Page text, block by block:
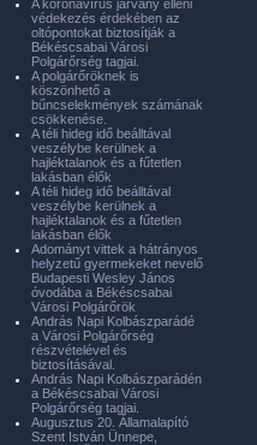
A koronavírus járvány elleni
védekezés érdekében az
oltópontokat biztosítják a
Békéscsabai Városi
Polgárőrség tagjai.
A polgárőröknek is
köszönhető a
bűncselekmények számának
csökkenése.
A téli hideg idő beálltával
veszélybe kerülnek a
hajléktalanok és a fűtetlen
lakásban élők
A téli hideg idő beálltával
veszélybe kerülnek a
hajléktalanok és a fűtetlen
lakásban élők
Adományt vittek a hátrányos
helyzetű gyermekeket nevelő
Budapesti Wesley János
óvodába a Békéscsabai
Városi Polgárőrök
András Napi Kolbászparádé
a Városi Polgárőrség
részvételével és
biztosításával.
András Napi Kolbászparádén
a Békéscsabai Városi
Polgárőrség tagjai.
Augusztus 20. Államalapító
Szent István Ünnepe,